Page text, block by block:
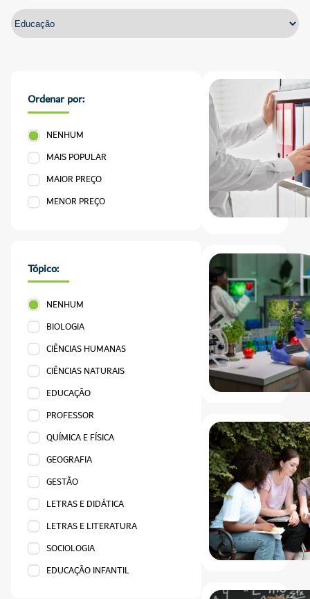
Ordenar por:
NENHUM
MAIS POPULAR
MAIOR PREÇO
MENOR PREÇO
Tópico:
NENHUM
BIOLOGIA
CIÊNCIAS HUMANAS
CIÊNCIAS NATURAIS
EDUCAÇÃO
PROFESSOR
QUÍMICA E FÍSICA
GEOGRAFIA
GESTÃO
LETRAS E DIDÁTICA
LETRAS E LITERATURA
SOCIOLOGIA
EDUCAÇÃO INFANTIL